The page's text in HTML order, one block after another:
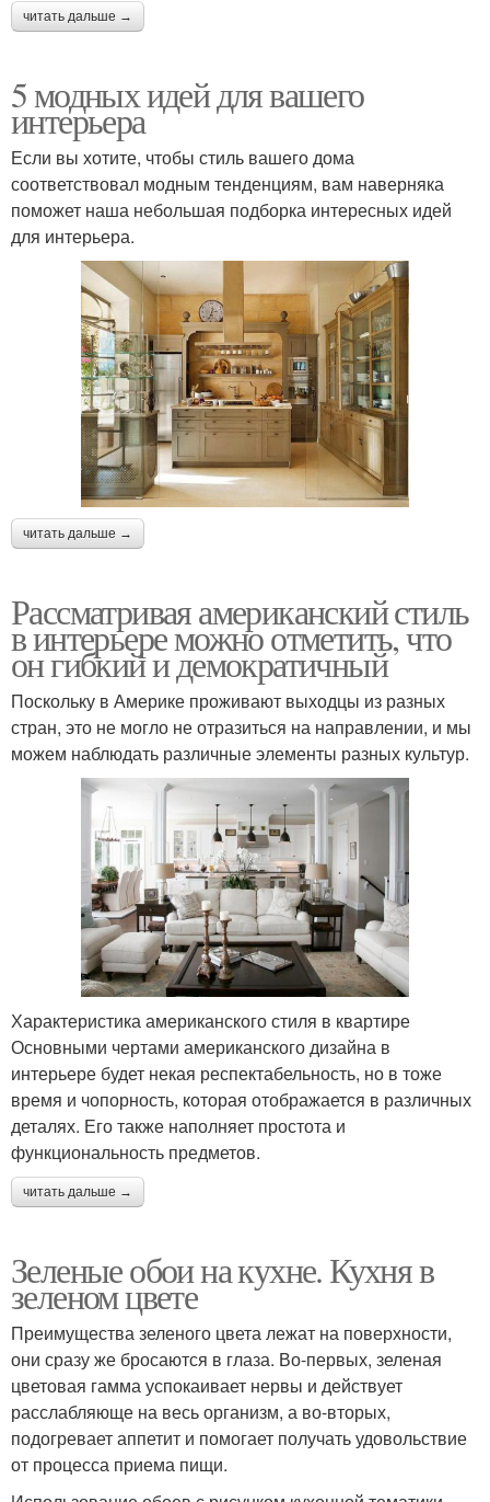
читать дальше →
5 модных идей для вашего
интерьера
Если вы хотите, чтобы стиль вашего дома
соответствовал модным тенденциям, вам наверняка
поможет наша небольшая подборка интересных идей
для интерьера.
читать дальше →
Рассматривая американский стиль
в интерьере можно отметить, что
он гибкий и демократичный
Поскольку в Америке проживают выходцы из разных
стран, это не могло не отразиться на направлении, и мы
можем наблюдать различные элементы разных культур.
Характеристика американского стиля в квартире
Основными чертами американского дизайна в
интерьере будет некая респектабельность, но в тоже
время и чопорность, которая отображается в различных
деталях. Его также наполняет простота и
функциональность предметов.
читать дальше →
Зеленые обои на кухне. Кухня в
зеленом цвете
Преимущества зеленого цвета лежат на поверхности,
они сразу же бросаются в глаза. Во-первых, зеленая
цветовая гамма успокаивает нервы и действует
расслабляюще на весь организм, а во-вторых,
подогревает аппетит и помогает получать удовольствие
от процесса приема пищи.